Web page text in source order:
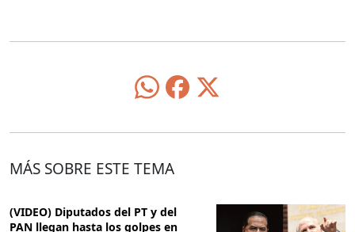
MÁS SOBRE ESTE TEMA
(VIDEO) Diputados del PT y del
PAN llegan hasta los golpes en